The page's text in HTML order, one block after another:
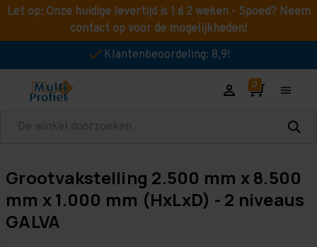
Let op: Onze huidige levertijd is 1 á 2 weken - Spoed? Neem
contact op voor de mogelijkheden!
Klantenbeoordeling: 8,9!
Zoeken
Grootvakstelling 2.500 mm x 8.500
mm x 1.000 mm (HxLxD) - 2 niveaus
GALVA